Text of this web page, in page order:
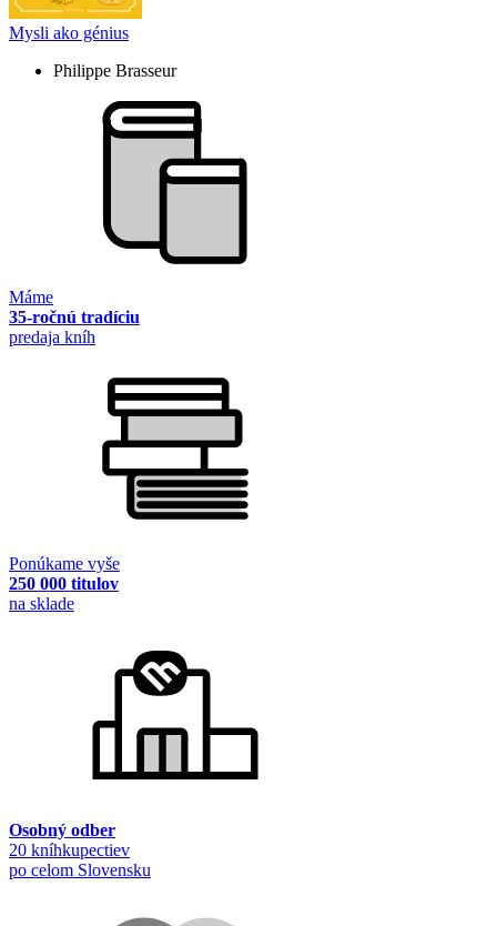
Mysli ako génius
Philippe Brasseur
Máme
35-ročnú tradíciu
predaja kníh
Ponúkame vyše
250 000 titulov
na sklade
Osobný odber
20 kníhkupectiev
po celom Slovensku